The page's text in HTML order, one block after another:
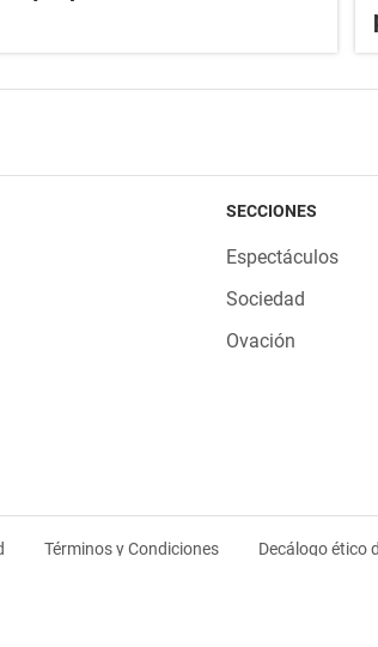
SECCIONES
Espectáculos
Sociedad
Ovación
Términos y Condiciones Decálogo ético